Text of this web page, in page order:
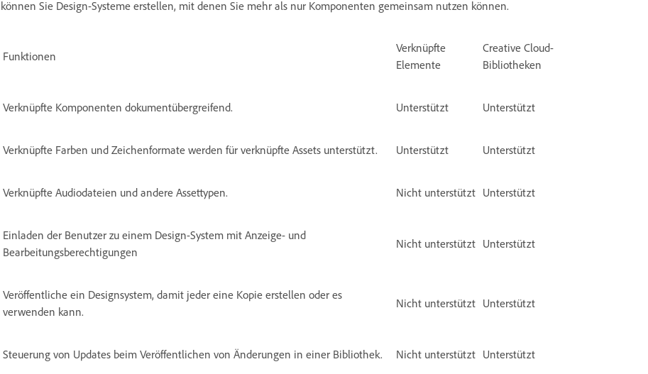
können Sie Design-Systeme erstellen, mit denen Sie mehr als nur Komponenten gemeinsam nutzen können.
Funktionen
Verknüpfte
Elemente
Creative Cloud-
Bibliotheken
Verknüpfte Komponenten dokumentübergreifend. Unterstützt Unterstützt
Verknüpfte Farben und Zeichenformate werden für verknüpfte Assets unterstützt. Unterstützt Unterstützt
Verknüpfte Audiodateien und andere Assettypen. Nicht unterstützt Unterstützt
Einladen der Benutzer zu einem Design-System mit Anzeige- und
Bearbeitungsberechtigungen
Nicht unterstützt Unterstützt
Veröffentliche ein Designsystem, damit jeder eine Kopie erstellen oder es
verwenden kann.
Nicht unterstützt Unterstützt
Steuerung von Updates beim Veröffentlichen von Änderungen in einer Bibliothek. Nicht unterstützt Unterstützt